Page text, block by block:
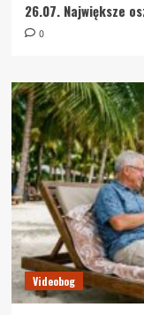
26.07. Największe
0
Videobog